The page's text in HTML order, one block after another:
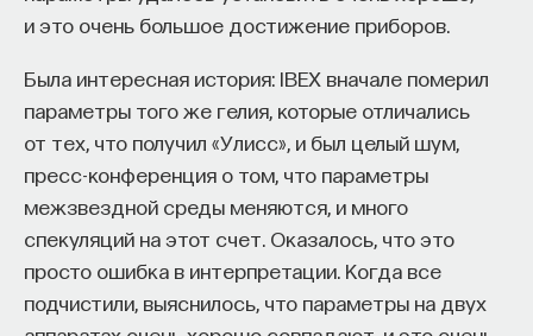
и это очень большое достижение приборов.
Была интересная история: IBEX вначале померил
параметры того же гелия, которые отличались
от тех, что получил «Улисс», и был целый шум,
пресс-конференция о том, что параметры
межзвездной среды меняются, и много
спекуляций на этот счет. Оказалось, что это
просто ошибка в интерпретации. Когда все
подчистили, выяснилось, что параметры на двух
Наука сна: как управлять
своим сном
СОХРАНИТЬ КУРС